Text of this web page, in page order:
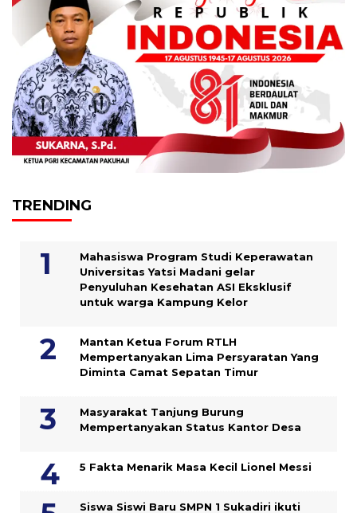
TRENDING
Mahasiswa Program Studi Keperawatan
Universitas Yatsi Madani gelar
Penyuluhan Kesehatan ASI Eksklusif
untuk warga Kampung ‎Kelor
Mantan Ketua Forum RTLH
Mempertanyakan Lima Persyaratan Yang
Diminta Camat Sepatan Timur
Masyarakat Tanjung Burung
Mempertanyakan Status Kantor Desa
5 Fakta Menarik Masa Kecil Lionel Messi
Siswa Siswi Baru SMPN 1 Sukadiri ikuti